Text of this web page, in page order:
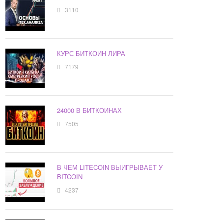
3110
КУРС БИТКОИН ЛИРА
7179
24000 В БИТКОИНАХ
7505
В ЧЕМ LITECOIN ВЫИГРЫВАЕТ У
BITCOIN
4237